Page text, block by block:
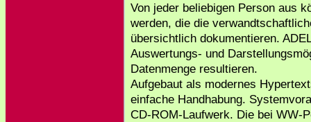
Von jeder beliebigen Person aus
werden, die die
übersichtlich dokumentieren.
Auswertungs- und
Datenmenge resultieren.
Aufgebaut als modernes
einfache Handhabung.
CD-ROM-Laufwerk. Die bei WW-